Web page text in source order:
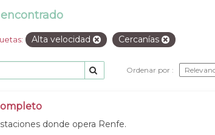
Alta velocidad Cercanías
Ordenar por
donde opera Renfe.